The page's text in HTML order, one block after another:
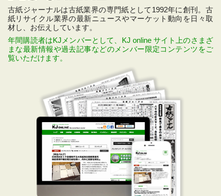
古紙ジャーナルは古紙業界の専門紙として1992年に創刊。古
紙リサイクル業界の最新ニュースやマーケット動向を日々取
材し、お伝えしています。
年間購読者はKJメンバーとして、KJ online サイト上のさまざ
まな最新情報や過去記事などのメンバー限定コンテンツをご
覧いただけます。